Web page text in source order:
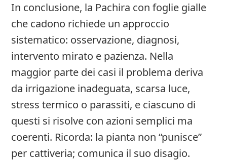
In conclusione, la Pachira con foglie gialle
che cadono richiede un approccio
sistematico: osservazione, diagnosi,
intervento mirato e pazienza. Nella
maggior parte dei casi il problema deriva
da irrigazione inadeguata, scarsa luce,
stress termico o parassiti, e ciascuno di
questi si risolve con azioni semplici ma
coerenti. Ricorda: la pianta non “punisce”
per cattiveria; comunica il suo disagio.